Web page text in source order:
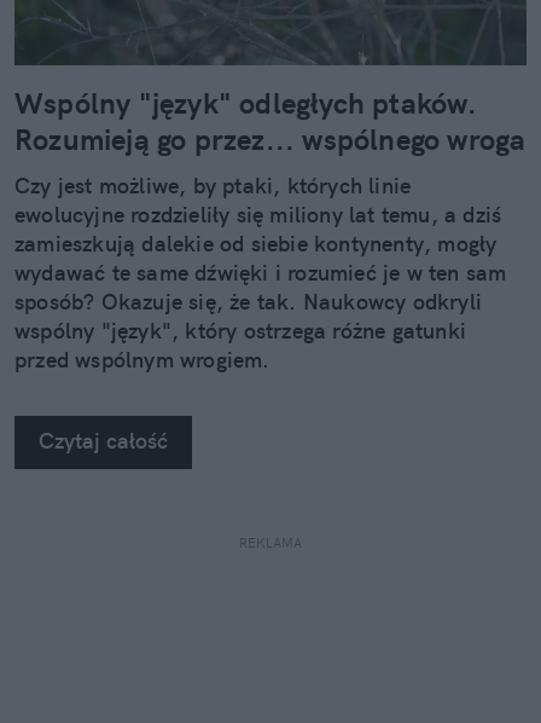
Wspólny "język" odległych ptaków.
Rozumieją go przez... wspólnego wroga
Czy jest możliwe, by ptaki, których linie
ewolucyjne rozdzieliły się miliony lat temu, a dziś
zamieszkują dalekie od siebie kontynenty, mogły
wydawać te same dźwięki i rozumieć je w ten sam
sposób? Okazuje się, że tak. Naukowcy odkryli
wspólny "język", który ostrzega różne gatunki
przed wspólnym wrogiem.
Czytaj całość
REKLAMA